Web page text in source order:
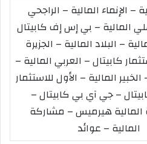
– الإنماء المالية – الراجحي
المالية – بي إس إف كابيتال
– البلاد المالية – الجزيرة
كابيتال – العربي المالية –
المالية – الأول للاستثمار
– جي آي بي كابيتال –
هيرميس – مشاركة
المالية – عوائد